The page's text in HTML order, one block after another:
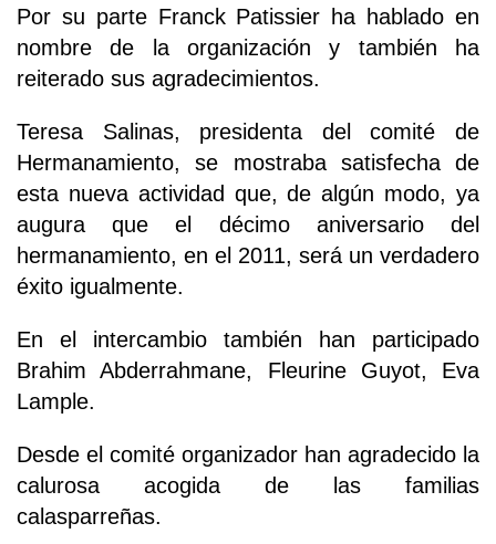
Por su parte Franck Patissier ha hablado en
nombre de la organización y también ha
reiterado sus agradecimientos.
Teresa Salinas, presidenta del comité de
Hermanamiento, se mostraba satisfecha de
esta nueva actividad que, de algún modo, ya
augura que el décimo aniversario del
hermanamiento, en el 2011, será un verdadero
éxito igualmente.
En el intercambio también han participado
Brahim Abderrahmane, Fleurine Guyot, Eva
Lample.
Desde el comité organizador han agradecido la
calurosa acogida de las familias
calasparreñas.